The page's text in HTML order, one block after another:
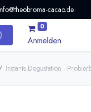
cacao.de
0
Anmelden
Instants Degustation -